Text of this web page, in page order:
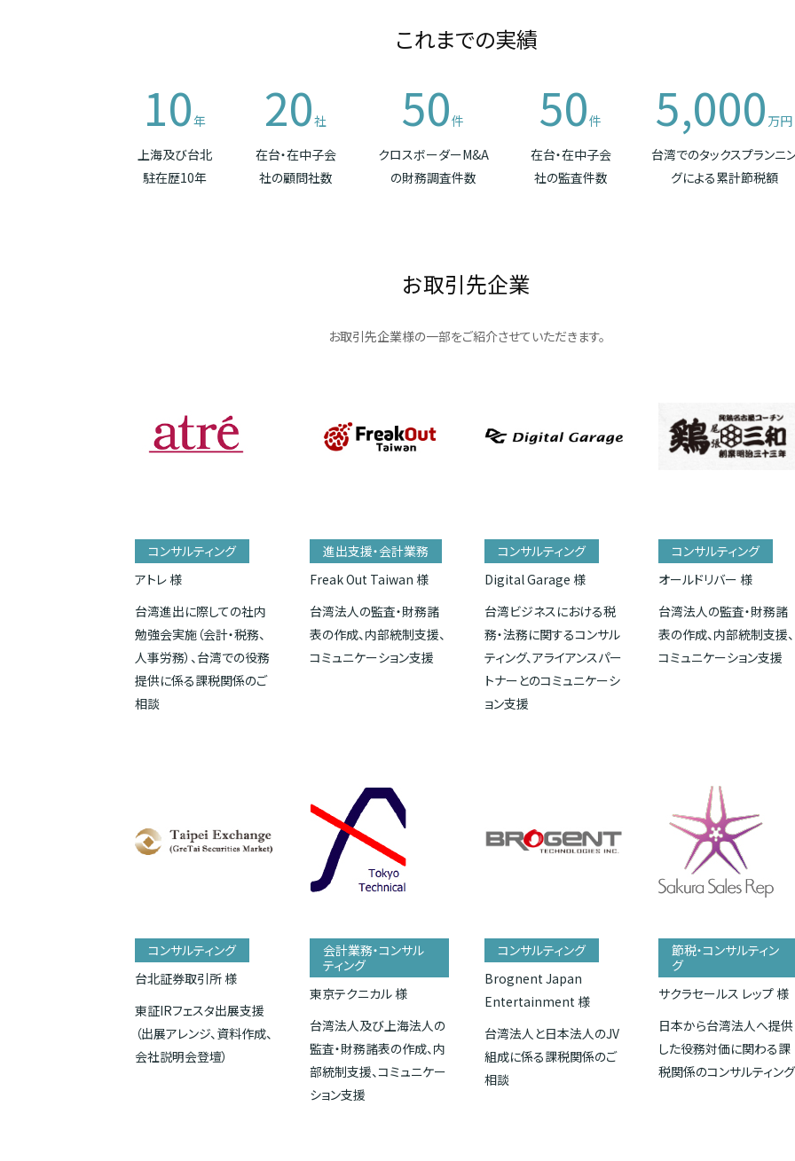
これまでの実績
10年
上海及び台北
駐在歴10年
20社
在台・在中子会
社の顧問社数
50件
クロスボーダーM&A
の財務調査件数
50件
在台・在中子会
社の監査件数
5,000 万円
台湾でのタックスプランニ
グによる累計節税額
お取引先企業
お取引先企業様の一部をご紹介させていただきます。
コンサルティング
アトレ 様
台湾進出に際しての社内
勉強会実施（会計・税務、
人事労務）、台湾での役務
提供に係る課税関係のご
相談
進出支援・会計業務
Freak Out Taiwan 様
台湾法人の監査・財務諸
表の作成、内部統制支援、
コミュニケーション支援
コンサルティング
Digital Garage 様
台湾ビジネスにおける税
務・法務に関するコンサル
ティング、アライアンスパー
トナーとのコミュニケーシ
ョン支援
コンサルティング
オールドリバー 様
台湾法人の監査・財務諸
表の作成、内部統制支援、
コミュニケーション支援
コンサルティング
台北証券取引所 様
東証IRフェスタ出展支援
（出展アレンジ、資料作成、
会社説明会登壇）
会計業務・コンサル
ティング
東京テクニカル 様
台湾法人及び上海法人の
監査・財務諸表の作成、内
部統制支援、コミュニケー
ション支援
コンサルティング
Brognent Japan
Entertainment 様
台湾法人と日本法人のJV
組成に係る課税関係のご
相談
節税・コンサルティン
グ
サクラセールス レップ 様
日本から台湾法人へ提供
した役務対価に関わる課
税関係のコンサルティング